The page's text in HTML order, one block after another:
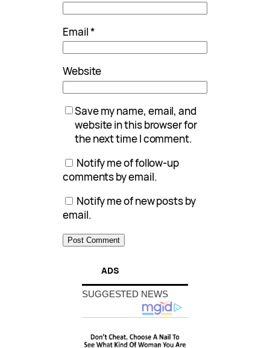
Email*
Website
Save my name, email, and
website in this browser for
the next time I comment.
Notify me of follow-up
comments by email.
Notify me of new posts by
email.
ADS